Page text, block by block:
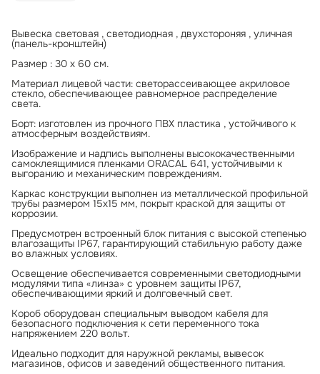
Вывеска световая , светодиодная , двухстороняя , уличная
(панель-кронштейн)
Размер : 30 х 60 см.
Материал лицевой части: светорассеивающее акриловое
стекло, обеспечивающее равномерное распределение
света.
Борт: изготовлен из прочного ПВХ пластика , устойчивого к
атмосферным воздействиям.
Изображение и надпись выполнены высококачественными
самоклеящимися пленками ORACAL 641, устойчивыми к
выгоранию и механическим повреждениям.
Каркас конструкции выполнен из металлической профильной
трубы размером 15x15 мм, покрыт краской для защиты от
коррозии.
Предусмотрен встроенный блок питания с высокой степенью
влагозащиты IP67, гарантирующий стабильную работу даже
во влажных условиях.
Освещение обеспечивается современными светодиодными
модулями типа «линза» с уровнем защиты IP67,
обеспечивающими яркий и долговечный свет.
Короб оборудован специальным выводом кабеля для
безопасного подключения к сети переменного тока
напряжением 220 вольт.
Идеально подходит для наружной рекламы, вывесок
магазинов, офисов и заведений общественного питания.